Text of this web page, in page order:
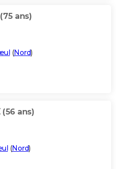
(75 ans)
(Nord)
(56 ans)
(Nord)